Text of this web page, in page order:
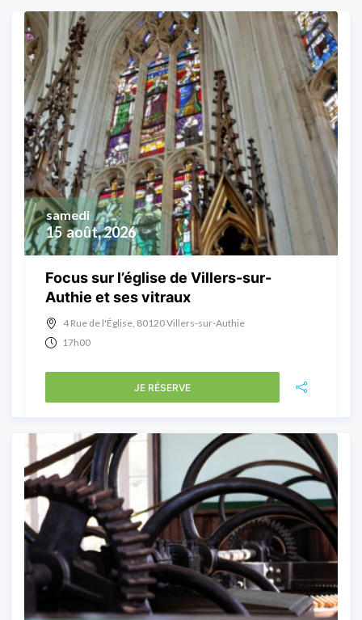
15 août, 2026
samedi
Focus sur l’église de Villers-sur-
Authie et ses vitraux
4 Rue de l'Église, 80120 Villers-sur-Authie
17h00
JE RÉSERVE